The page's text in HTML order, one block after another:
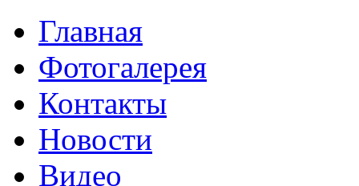
Главная
Фотогалерея
Контакты
Новости
Видео